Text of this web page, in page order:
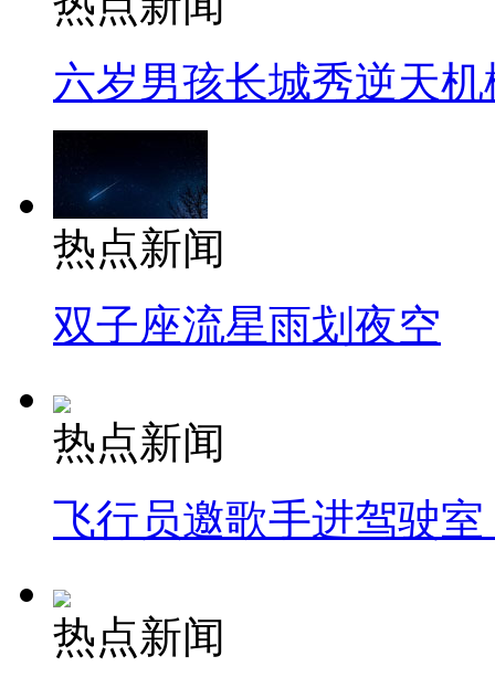
六岁男孩长城秀逆天机
热点新闻
双子座流星雨划夜空
热点新闻
飞行员邀歌手进驾驶
热点新闻